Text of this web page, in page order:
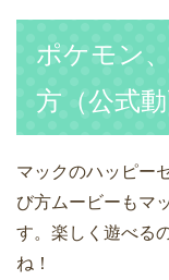
ポケモン
方（公式動
マックのハッピー
び方ムービーもマ
す。楽しく遊べる
ね！